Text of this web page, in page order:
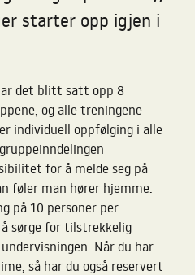
starter opp igjen i
det blitt satt opp 8
og alle treningene
individuell oppfølging i alle
for å melde seg på
føler man hører hjemme.
på 10 personer per
sørge for tilstrekkelig
Når du har
så har du også reservert